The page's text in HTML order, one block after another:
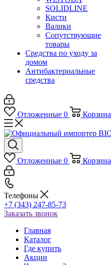
SOLIDLINE
Кисти
Валики
Сопутствующие
товары
Средства по уходу за
домом
Антибактериальные
средства
Отложенные 0 Корзина
Отложенные 0 Корзина
Телефоны
+7 (343) 247-85-73
Заказать звонок
Главная
Каталог
Где купить
Акции